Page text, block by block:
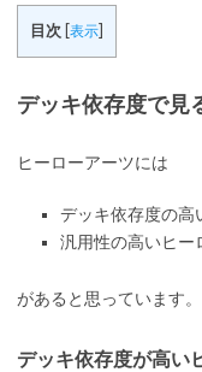
目次 表示
デッキ依存度で見
ヒーローアーツには
デッキ依存度の高
汎用性の高いヒー
があると思っています。
デッキ依存度が高い